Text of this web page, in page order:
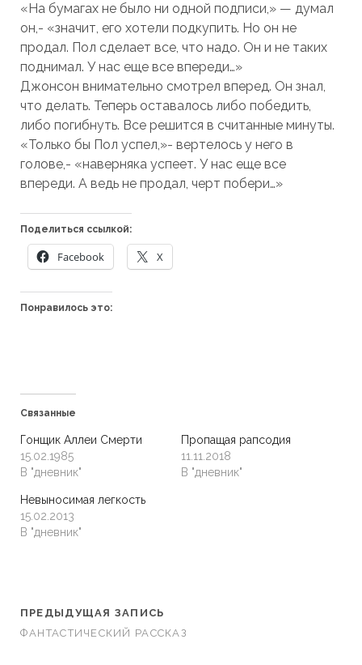
«На бумагах не было ни одной подписи,» — думал
он,- «значит, его хотели подкупить. Но он не
продал. Пол сделает все, что надо. Он и не таких
поднимал. У нас еще все впереди…»
Джонсон внимательно смотрел вперед. Он знал,
что делать. Теперь оставалось либо победить,
либо погибнуть. Все решится в считанные минуты.
«Только бы Пол успел,»- вертелось у него в
голове,- «наверняка успеет. У нас еще все
впереди. А ведь не продал, черт побери…»
Поделиться ссылкой:
Facebook X
Понравилось это:
Связанные
Гонщик Аллеи Смерти
15.02.1985
В "дневник"
Пропащая рапсодия
11.11.2018
В "дневник"
Невыносимая легкость
15.02.2013
В "дневник"
ПРЕДЫДУЩАЯ ЗАПИСЬ
ФАНТАСТИЧЕСКИЙ РАССКАЗ